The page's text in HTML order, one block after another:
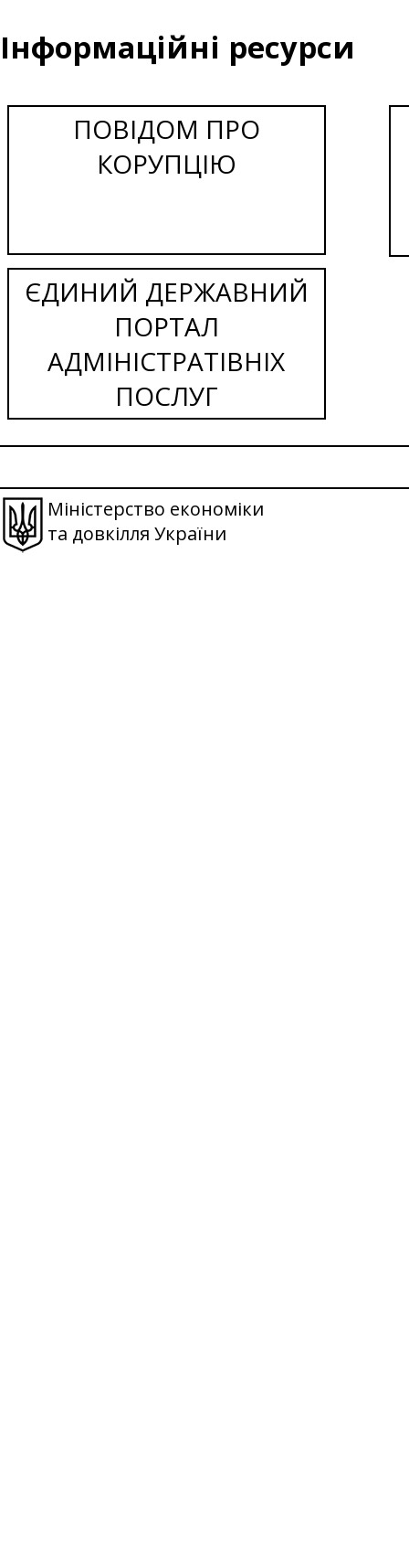
Інформаційні ресурси
ПОВІДОМ ПРО
КОРУПЦІЮ
ЄДИНИЙ ДЕРЖАВНИЙ
ПОРТАЛ
АДМІНІСТРАТІВНІХ
ПОСЛУГ
Міністерство економіки
та довкілля України